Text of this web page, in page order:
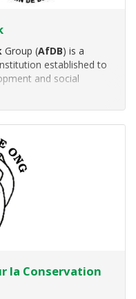
Group (AfDB) is a
established to
and social
la Conservation